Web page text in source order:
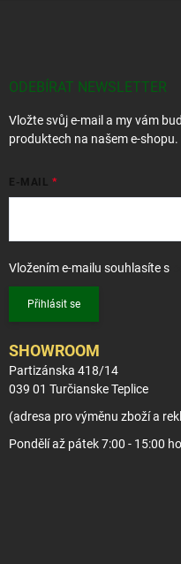
ODEBÍRAT NEWSLETTER
Vložte svůj e-mail a my vám
produktech na našem e-shopu.
E-MAIL
Vložením e-mailu souhlasíte s
Přihlásit se
SHOWROOM
Partizánska 418/14
039 01 Turčianske Teplice
(adresa pro výměnu zboží a
Pondělí až pátek 7:00 - 15:00